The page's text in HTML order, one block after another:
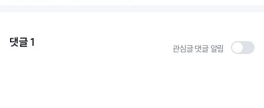
댓글 1 관심글 댓글 알림